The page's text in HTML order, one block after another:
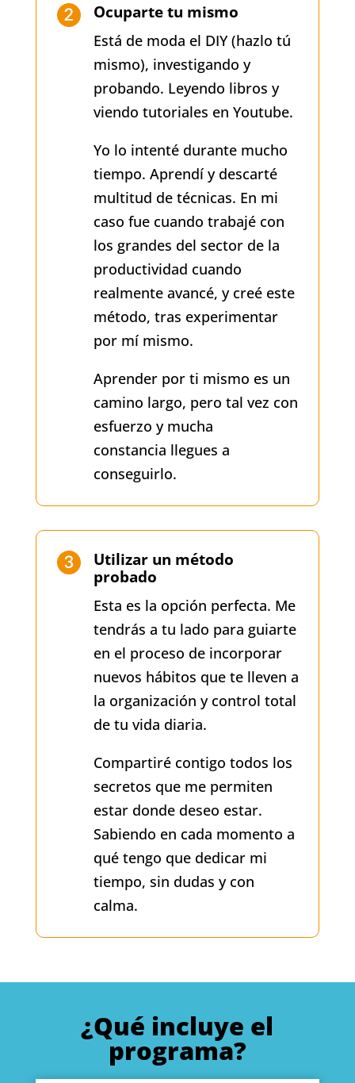
Ocuparte tu mismo
Está de moda el DIY (hazlo tú
mismo), investigando y
probando. Leyendo libros y
viendo tutoriales en Youtube.
Yo lo intenté durante mucho
tiempo. Aprendí y descarté
multitud de técnicas. En mi
caso fue cuando trabajé con
los grandes del sector de la
productividad cuando
realmente avancé, y creé este
método, tras experimentar
por mí mismo.
Aprender por ti mismo es un
camino largo, pero tal vez con
esfuerzo y mucha
constancia llegues a
conseguirlo.
Utilizar un método
probado
Esta es la opción perfecta. Me
tendrás a tu lado para guiarte
en el proceso de incorporar
nuevos hábitos que te lleven a
la organización y control total
de tu vida diaria.
Compartiré contigo todos los
secretos que me permiten
estar donde deseo estar.
Sabiendo en cada momento a
qué tengo que dedicar mi
tiempo, sin dudas y con
calma.
¿Qué incluye el
programa?